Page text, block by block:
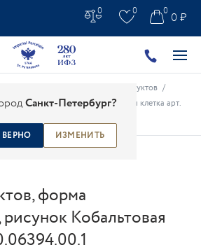
Санкт-Петербург?
ВЕРНО ИЗМЕНИТЬ
0 0 0 ₽
0
Вазы для фруктов /
рисунок Кобальтовая клетка арт.
форма
Кобальтовая